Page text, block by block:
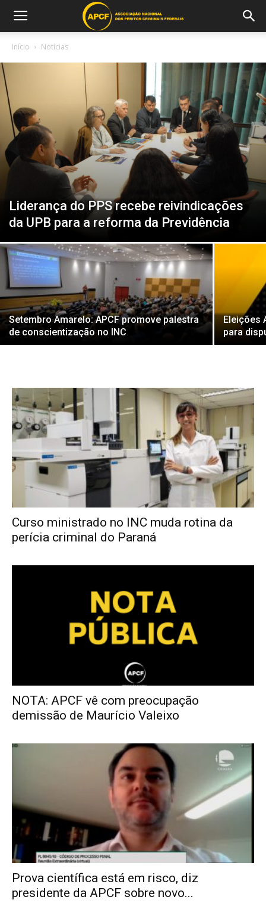
Início Notícias
Liderança do PPS recebe reivindicações
da UPB para a reforma da Previdência
Setembro Amarelo: APCF promove palestra
de conscientização no INC
Eleições
para
Curso ministrado no INC muda rotina da
perícia criminal do Paraná
NOTA: APCF vê com preocupação
demissão de Maurício Valeixo
Prova científica está em risco, diz
presidente da APCF sobre novo...